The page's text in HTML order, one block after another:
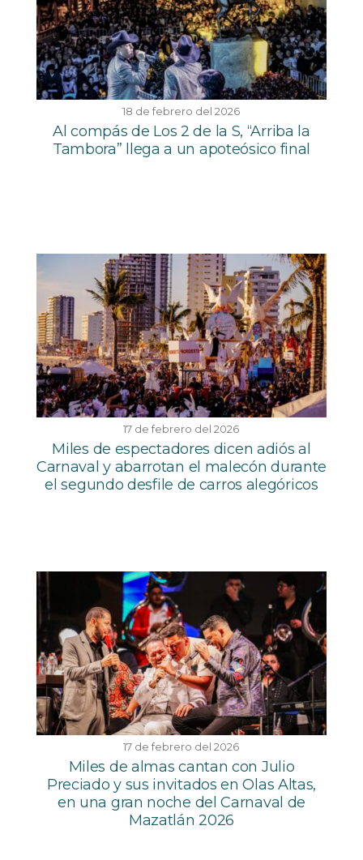
18 de febrero del 2026
Al compás de Los 2 de la S, “Arriba la
Tambora” llega a un apoteósico final
17 de febrero del 2026
Miles de espectadores dicen adiós al
Carnaval y abarrotan el malecón durante
el segundo desfile de carros alegóricos
17 de febrero del 2026
Miles de almas cantan con Julio
Preciado y sus invitados en Olas Altas,
en una gran noche del Carnaval de
Mazatlán 2026